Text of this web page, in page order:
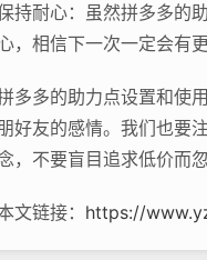
持耐心：虽然拼多多的
，相信下一次一定会有
多多的助力点设置和使
好友的感情。我们也要
，不要盲目追求低价而
文链接： https://